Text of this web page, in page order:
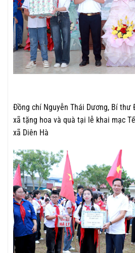
Đồng chí Nguyễn Thái Dương, Bí thư
xã tặng hoa và quà tại lễ khai mạc
xã Diên Hà